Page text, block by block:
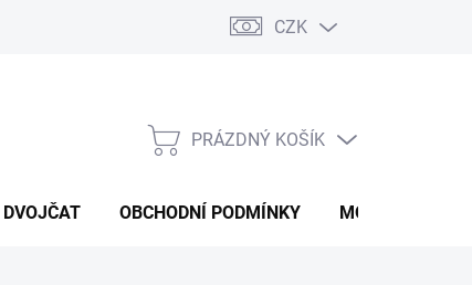
CZK
NÁKUPNÍ
PRÁZDNÝ KOŠÍK
OBCHODNÍ PODMÍNKY MOJE